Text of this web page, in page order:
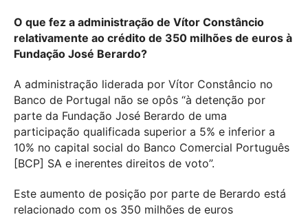
O que fez a administração de Vítor Constâncio
relativamente ao crédito de 350 milhões de euros à
Fundação José Berardo?
A administração liderada por Vítor Constâncio no
Banco de Portugal não se opôs “à detenção por
parte da Fundação José Berardo de uma
participação qualificada superior a 5% e inferior a
10% no capital social do Banco Comercial Português
[BCP] SA e inerentes direitos de voto”.
Este aumento de posição por parte de Berardo está
relacionado com os 350 milhões de euros